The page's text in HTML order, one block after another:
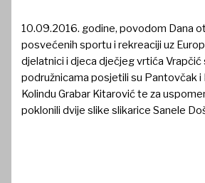
10.09.2016. godine, povodom Dana
posvećenih sportu i rekreaciji uz
djelatnici i djeca dječjeg vrtića Vrapčić
podružnicama posjetili su Pantovčak
Kolindu Grabar Kitarović te za
poklonili dvije slike slikarice Sanele